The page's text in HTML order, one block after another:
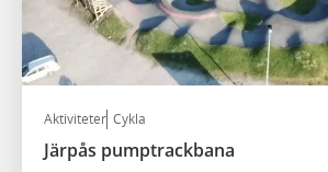
Aktiviteter Cykla
Järpås pumptrackbana